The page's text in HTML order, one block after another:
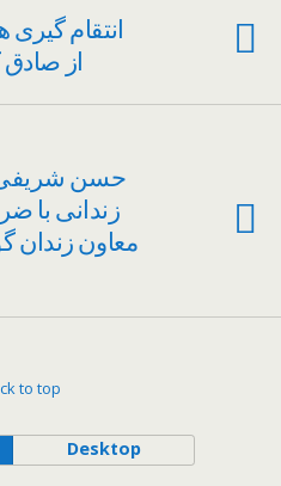
انتقام
از
حسن
زندانی با
معاون
to top
Desktop